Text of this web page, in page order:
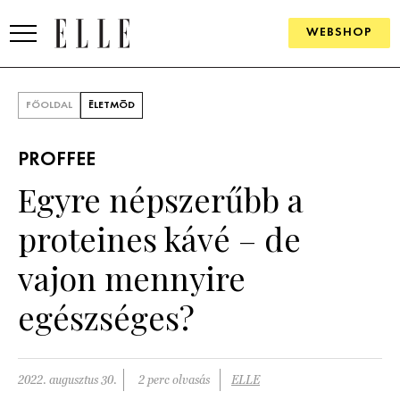
WEBSHOP
SZÉPSÉG
KULTÚRA
PSZICHÉ
PÁRKAPCSOLAT
FŐOLDAL ÉLETMÓD
PROFFEE
Egyre népszerűbb a
proteines kávé – de
vajon mennyire
egészséges?
2022. augusztus 30. 2 perc olvasás ELLE